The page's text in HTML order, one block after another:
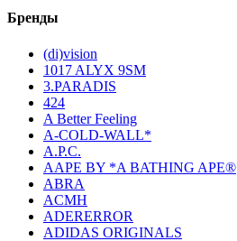
Бренды
(di)vision
1017 ALYX 9SM
3.PARADIS
424
A Better Feeling
A-COLD-WALL*
A.P.C.
AAPE BY *A BATHING APE®
ABRA
ACMH
ADERERROR
ADIDAS ORIGINALS